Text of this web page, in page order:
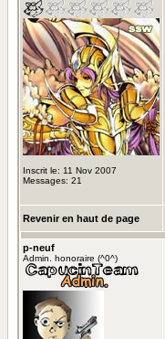
Inscrit le: 11 Nov 2007
Messages: 21
Revenir en haut de page
p-neuf
Admin. honoraire (^0^)